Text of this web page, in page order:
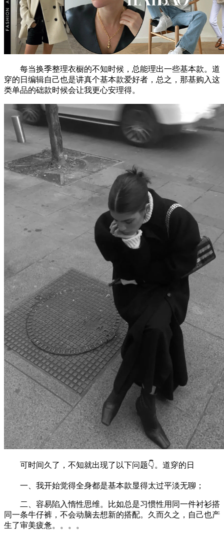
每当换季整理衣橱的不知时候，总能理出一些基本款。道
穿的日编辑自己也是讲真个基本款爱好者，总之，那基购入这
类单品的础款时候会让我更心安理得。
可时间久了，不知就出现了以下问题👇。道穿的日
一、我开始觉得全身都是基本款显得太过平淡无聊；
二、容易陷入惰性思维。比如总是习惯性用同一件衬衫搭
同一条牛仔裤，不会动脑去想新的搭配。久而久之，自己也产
生了审美疲惫。。。。